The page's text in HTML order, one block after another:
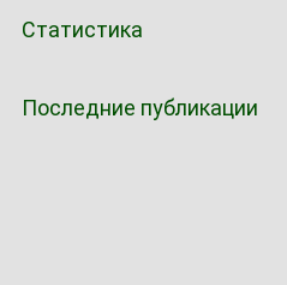
Статистика
Последние публикации